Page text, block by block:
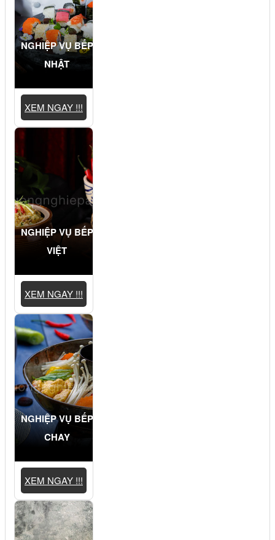
NGHIỆP VỤ BẾP
NHẬT
XEM NGAY !!!
NGHIỆP VỤ BẾP
VIỆT
XEM NGAY !!!
NGHIỆP VỤ BẾP
CHAY
XEM NGAY !!!